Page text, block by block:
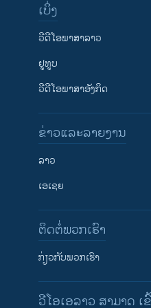
ເບິ່ງ
ວີດີໂອພາສາລາວ
ຢູທູບ
ວີດີໂອພາສາອັງກິດ
ຂ່າວແລະລາຍງານ
ລາວ
ເອເຊຍ
ຕິດຕໍ່ພວກເຮົາ
ກ່ຽວກັບພວກເຮົາ
ວີໂອເອລາວ ສາມາດ ເ